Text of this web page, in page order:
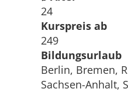
24
Kurspreis ab
249
Bildungsurlaub
Berlin, Bremen,
Sachsen-Anhalt,